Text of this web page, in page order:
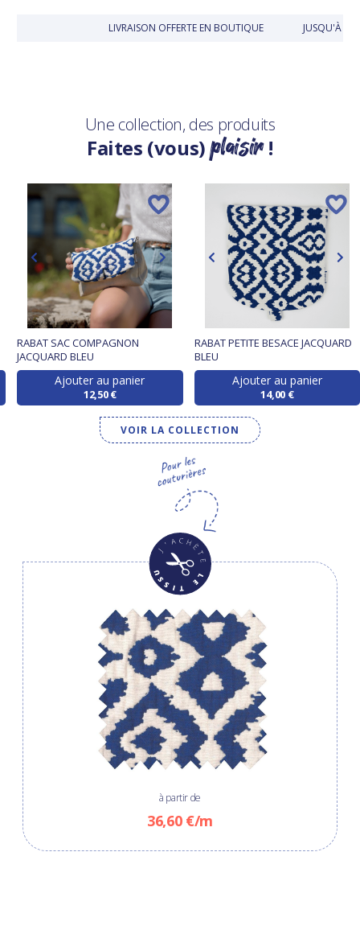
LIVRAISON OFFERTE EN BOUTIQUE JUSQU'À 30
Une collection, des produits
Faites (vous)plaisir!
RABAT SAC COMPAGNON
JACQUARD BLEU
Ajouter au panier
12,50 €
RABAT PETITE BESACE JACQUARD
BLEU
Ajouter au panier
14,00 €
VOIR LA COLLECTION
à partir de
36,60 €/m